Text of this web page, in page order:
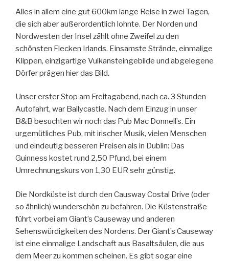
Alles in allem eine gut 600km lange Reise in zwei Tagen,
die sich aber außerordentlich lohnte. Der Norden und
Nordwesten der Insel zählt ohne Zweifel zu den
schönsten Flecken Irlands. Einsamste Strände, einmalige
Klippen, einzigartige Vulkansteingebilde und abgelegene
Dörfer prägen hier das Bild.
Unser erster Stop am Freitagabend, nach ca. 3 Stunden
Autofahrt, war Ballycastle. Nach dem Einzug in unser
B&B besuchten wir noch das Pub Mac Donnell’s. Ein
urgemütliches Pub, mit irischer Musik, vielen Menschen
und eindeutig besseren Preisen als in Dublin: Das
Guinness kostet rund 2,50 Pfund, bei einem
Umrechnungskurs von 1,30 EUR sehr günstig.
Die Nordküste ist durch den Causway Costal Drive (oder
so ähnlich) wunderschön zu befahren. Die Küstenstraße
führt vorbei am Giant’s Causeway und anderen
Sehenswürdigkeiten des Nordens. Der Giant’s Causeway
ist eine einmalige Landschaft aus Basaltsäulen, die aus
dem Meer zu kommen scheinen. Es gibt sogar eine